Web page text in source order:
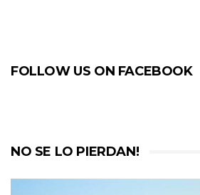
FOLLOW US ON FACEBOOK
NO SE LO PIERDAN!